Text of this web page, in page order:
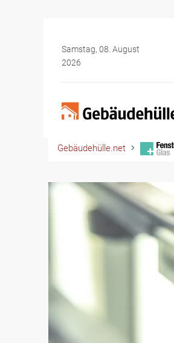
Samstag, 08. August
2026
Gebäudehülle.net